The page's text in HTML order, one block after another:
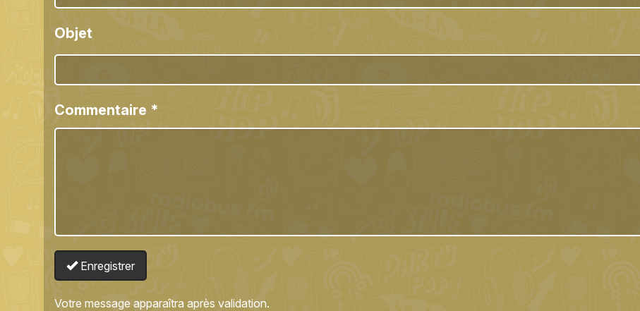
Objet
Commentaire *
Enregistrer
Votre message apparaîtra après validation.